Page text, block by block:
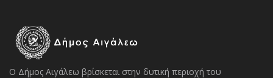
Ο Δήμος Αιγάλεω βρίσκεται στην δυτική περιοχή του